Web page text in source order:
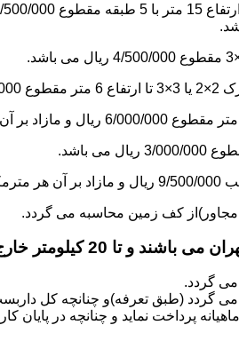
20% به قیمت های فوق اضافه می گردد.
می گردد.
می گردد (طبق تعرفه)و چنانچه کل
پرداخت نماید و چنانچه در پایان